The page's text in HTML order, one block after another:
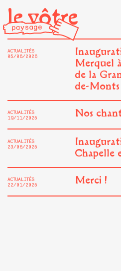
le vôtre
ACTUALITÉS
05/06/2026
Merquel
de la
de-Monts
ACTUALITÉS
19/11/2025
Nos
ACTUALITÉS
23/06/2025
Chapelle
ACTUALITÉS
22/01/2025
Merci !